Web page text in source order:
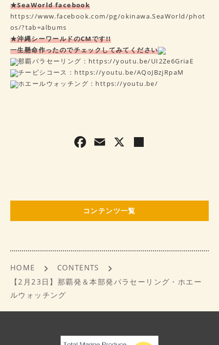
★SeaWorld facebook
https://www.facebook.com/pg/okinawa.SeaWorld/phot
os/?tab=albums
★沖縄シーワールドのCMです!!
一生懸命作ったのでチェックしてみてください
那覇パラセーリング： https://youtu.be/UI2Ze6GriaE
チービシコース： https://youtu.be/AQoJBzjRpaM
ホエールウォッチング： https://youtu.be/
F
b
o
k
E X
コンテンツ一覧
HOME
CONTENTS
【2月23日】那覇発＆本部発パラセーリング・ホエー
ルウォッチング